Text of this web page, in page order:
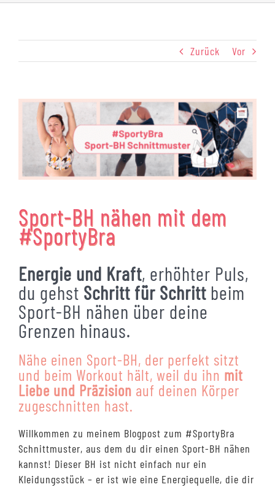
Zurück Vor
Zeige
grösseres
Sport-BH nähen mit dem
#SportyBra
Energie und Kraft, erhöhter Puls,
du gehst Schritt für Schrittbeim
Sport-BH nähen über deine
Grenzen hinaus.
Nähe einen Sport-BH, der perfekt sitzt
und beim Workout hält, weil du ihn mit
Liebe und Präzision auf deinen Körper
zugeschnitten hast.
Willkommen zu meinem Blogpost zum #SportyBra
Schnittmuster, aus dem du dir einen Sport-BH nähen
kannst! Dieser BH ist nicht einfach nur ein
Kleidungsstück – er ist wie eine Energiequelle, die dir